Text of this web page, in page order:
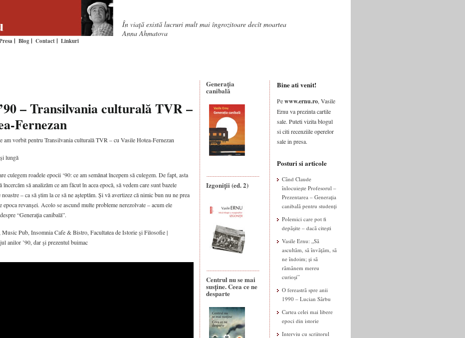
Blog Contact Linkuri
În viaţă există lucruri mult mai îngrozitoare decît moartea
Anna Ahmatova
– Transilvania culturală TVR –
Fernezan
am vorbit pentru Transilvania culturală TVR – cu Vasile Hotea-Fernezan
lungă
culegem roadele epocii ‘90: ce am semănat începem să culegem. De fapt, asta
să analizăm ce am făcut în acea epocă, să vedem care sunt bazele
– ca să știm la ce să ne așteptăm. Și vă avertizez că nimic bun nu ne prea
epoca revanșei. Acolo se ascund multe probleme nerezolvate – acum ele
“Generaţia canibală”.
Pub, Insomnia Cafe & Bistro, Facultatea de Istorie şi Filosofie |
anilor ’90, dar şi prezentul buimac
Generaţia
canibală
Izgoniții (ed. 2)
Centrul nu se mai
susține. Ceea ce ne
desparte
Bine ati venit!
Pewww.ernu.ro, Vasile
Ernu va prezinta cartile
sale. Puteti vizita blogul
si citi recenziile operelor
sale in presa.
Posturi si articole
Când Claude
înlocuiește Profesorul –
Prezentarea – Generația
canibală pentru studenți
Polemici care pot fi
depășite – dacă citești
Vasile Ernu: „Să
ascultăm, să învățăm, să
ne îndoim; și să
rămânem mereu
curioși”
O fereastră spre anii
1990 – Lucian Sârbu
Cartea celei mai libere
epoci din istorie
Interviu cu scriitorul